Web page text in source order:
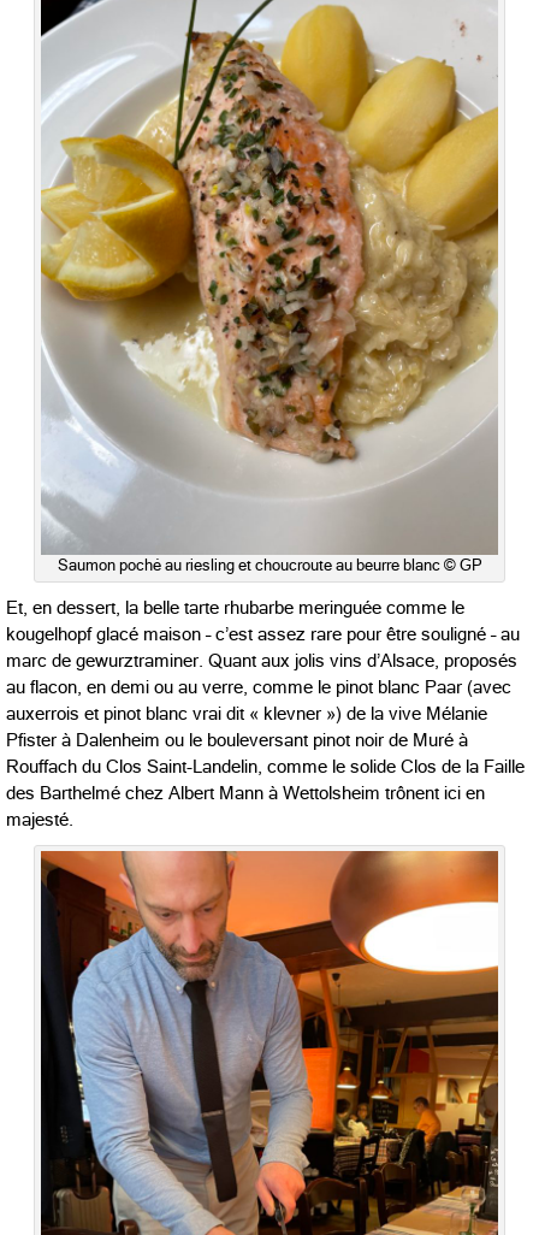
Saumon poché au riesling et choucroute au beurre blanc © GP
Et, en dessert, la belle tarte rhubarbe meringuée comme le
kougelhopf glacé maison – c’est assez rare pour être souligné – au
marc de gewurztraminer. Quant aux jolis vins d’Alsace, proposés
au flacon, en demi ou au verre, comme le pinot blanc Paar (avec
auxerrois et pinot blanc vrai dit « klevner ») de la vive Mélanie
Pfister à Dalenheim ou le bouleversant pinot noir de Muré à
Rouffach du Clos Saint-Landelin, comme le solide Clos de la Faille
des Barthelmé chez Albert Mann à Wettolsheim trônent ici en
majesté.